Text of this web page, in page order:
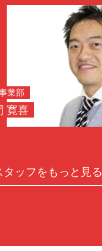
ッフをもっと見る